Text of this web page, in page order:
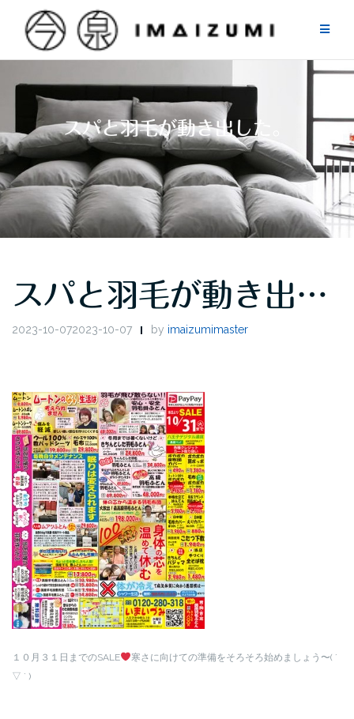
content
スパと羽毛が動き出した。
スパと羽毛が動き出…
2023-10-072023-10-07 by imaizumimaster
１０月３１日までのSALE
寒さに向けての準備をそろそろ始めましょう〜( ´
▽ ` )